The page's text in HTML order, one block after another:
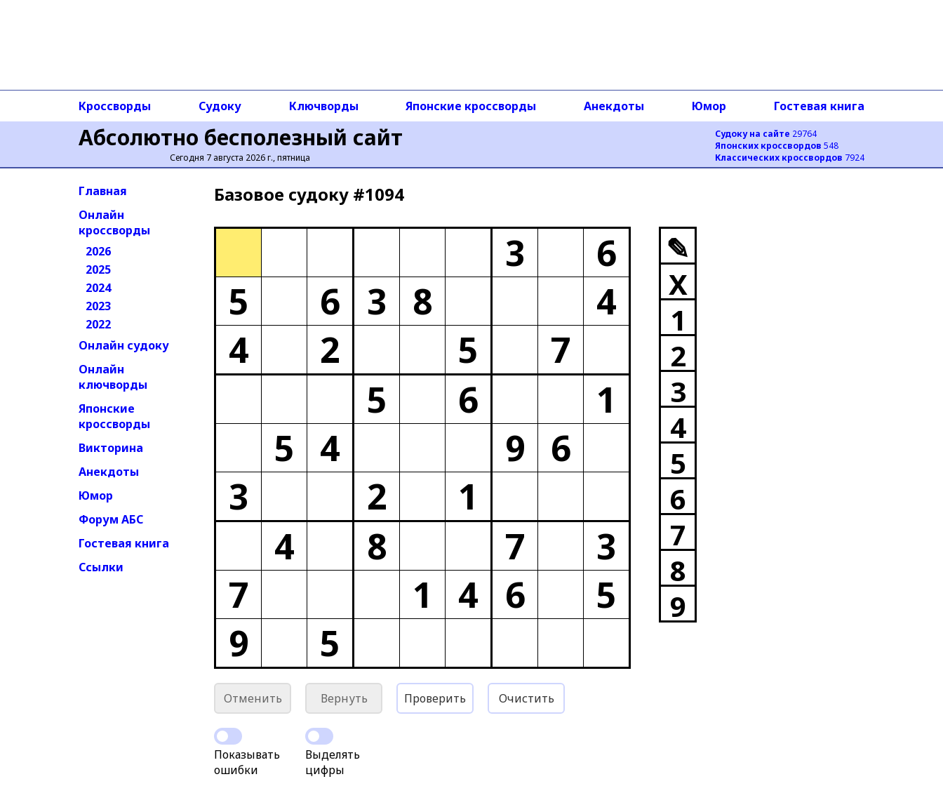
Абсолютно бесполезный сайт
Сегодня 7 августа 2026 г., пятница
Судоку на сайте 29764
Японских кроссвордов 548
Классических кроссвордов 7924
Кроссворды Судоку Ключворды Японские кроссворды Анекдоты Юмор Гостевая книга
Главная
Онлайн
кроссворды
2026
2025
2024
2023
2022
Онлайн судоку
Онлайн
ключворды
Японские
кроссворды
Викторина
Анекдоты
Юмор
Форум АБС
Гостевая книга
Ссылки
Базовое cудоку #1094
3
6
5
6 3 8
4
4
2 5
7
5
6
1
5 4 9 6
3
2
1
4
8 7
3
7
1 4 6
5
9
5
✎
X
1
2
3
4
5
6
7
8
9
Отменить Вернуть Проверить Очистить
Показывать
ошибки
Выделять
цифры